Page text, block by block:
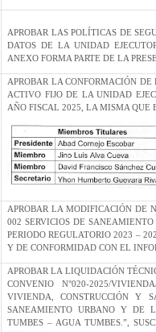
APROBAR LAS POLÍTICAS DE
DATOS DE LA UNIDAD
ANEXO FORMA PARTE DE LA
APROBAR LA CONFORMACIÓN
ACTIVO FIJO DE LA UNIDAD
AÑO FISCAL 2025, LA MISMA QUE
APROBAR LA MODIFICACIÓN DE
002 SERVICIOS DE
PERIODO REGULATORIO 2023 –
Y DE CONFORMIDAD CON EL
APROBAR LA LIQUIDACIÓN
CONVENIO N°020-2025/
VIVIENDA, CONSTRUCCIÓN Y
SANEAMIENTO URBANO Y DE
TUMBES – AGUA TUMBES.”,